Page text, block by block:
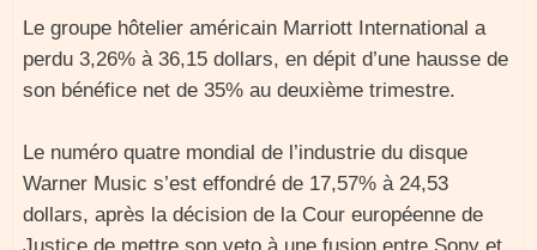
Le groupe hôtelier américain Marriott International a
perdu 3,26% à 36,15 dollars, en dépit d’une hausse de
son bénéfice net de 35% au deuxième trimestre.
Le numéro quatre mondial de l’industrie du disque
Warner Music s’est effondré de 17,57% à 24,53
dollars, après la décision de la Cour européenne de